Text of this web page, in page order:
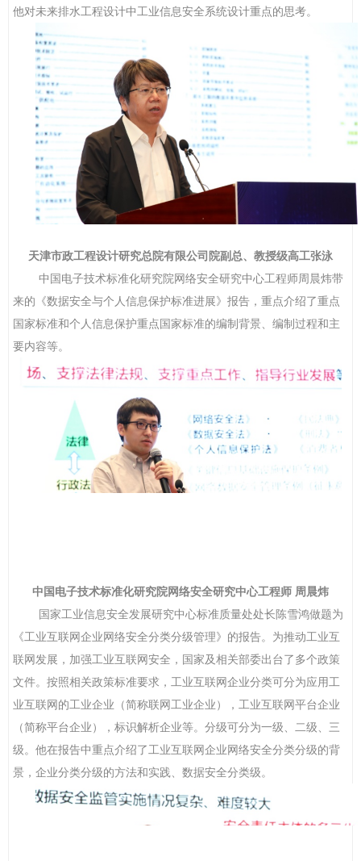
他对未来排水工程设计中工业信息安全系统设计重点的思考。
天津市政工程设计研究总院有限公司院副总、教授级高工张泳
中国电子技术标准化研究院网络安全研究中心工程师周晨炜带
来的《数据安全与个人信息保护标准进展》报告，重点介绍了重点
国家标准和个人信息保护重点国家标准的编制背景、编制过程和主
要内容等。
中国电子技术标准化研究院网络安全研究中心工程师 周晨炜
国家工业信息安全发展研究中心标准质量处处长陈雪鸿做题为
《工业互联网企业网络安全分类分级管理》的报告。 为推动工业互
联网发展，加强工业互联网安全，国家及相关部委出台了多个政策
文件。按照相关政策标准要求，工业互联网企业分类可分为应用工
业互联网的工业企业（简称联网工业企业），工业互联网平台企业
（简称平台企业），标识解析企业等。分级可分为一级、二级、三
级。他在报告中重点介绍了工业互联网企业网络安全分类分级的背
景，企业分类分级的方法和实践、数据安全分类级。